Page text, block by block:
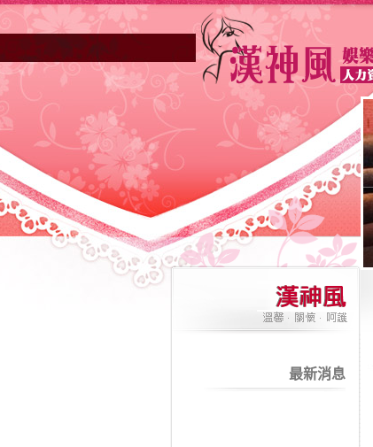
最新消息